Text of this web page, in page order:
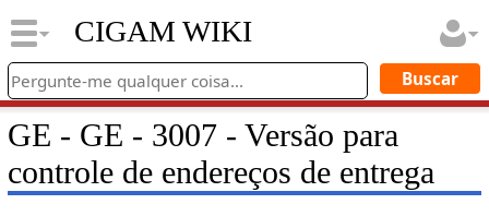
CIGAM WIKI
GE - GE - 3007 - Versão para
controle de endereços de entrega